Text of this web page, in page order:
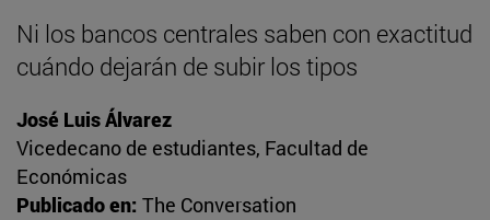
Ni los bancos centrales saben con exactitud
cuándo dejarán de subir los tipos
José Luis Álvarez
Vicedecano de estudiantes, Facultad de
Económicas
Publicado en: The Conversation